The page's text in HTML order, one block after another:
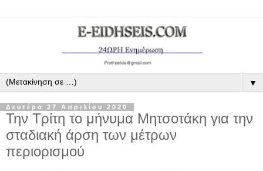
▼
Δευτέρα 27 Απριλίου 2020
Την Τρίτη το μήνυμα Μητσοτάκη για την
σταδιακή άρση των μέτρων
περιορισμού